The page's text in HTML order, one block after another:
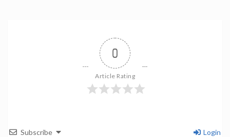
0
Article Rating
Subscribe Login